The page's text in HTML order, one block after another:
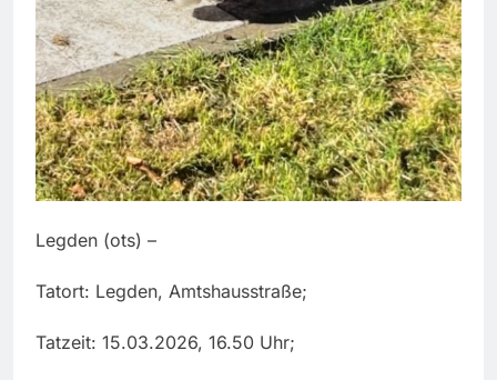
Legden (ots) –
Tatort: Legden, Amtshausstraße;
Tatzeit: 15.03.2026, 16.50 Uhr;